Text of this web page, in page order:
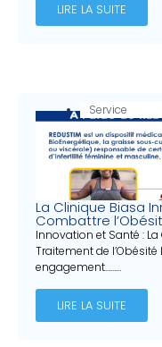
LIRE LA SUITE
Service
La Clinique Biasa
Combattre
Innovation et Santé :
Traitement de
engagement………
LIRE LA SUITE